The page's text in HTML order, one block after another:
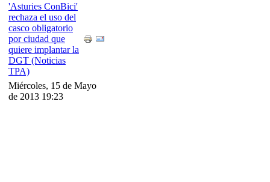
'Asturies ConBici'
rechaza el uso del
casco obligatorio
por ciudad que
quiere implantar la
DGT (Noticias
TPA)
Miércoles, 15 de Mayo
de 2013 19:23